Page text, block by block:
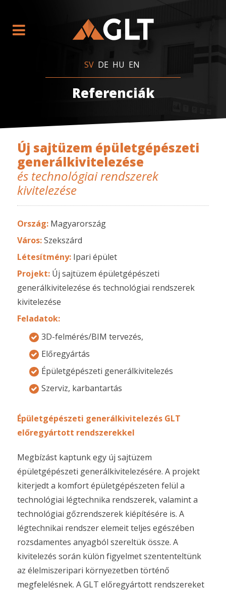
SV DE HU EN
Referenciák
Új sajtüzem épületgépészeti
generálkivitelezése
és technológiai rendszerek
kivitelezése
Ország: Magyarország
Város:Szekszárd
Létesítmény: Ipari épület
Projekt: Új sajtüzem épületgépészeti
generálkivitelezése és technológiai rendszerek
kivitelezése
Feladatok:
3D-felmérés/BIM tervezés,
Előregyártás
Épületgépészeti generálkivitelezés
Szerviz, karbantartás
Épületgépészeti generálkivitelezés GLT
előregyártott rendszerekkel
Megbízást kaptunk egy új sajtüzem
épületgépészeti generálkivitelezésére. A projekt
kiterjedt a komfort épületgépészeten felül a
technológiai légtechnika rendszerek, valamint a
technológiai gőzrendszerek kiépítésére is. A
légtechnikai rendszer elemeit teljes egészében
rozsdamentes anyagból szereltük össze. A
kivitelezés során külön figyelmet szententeltünk
az élelmiszeripari környezetben történő
megfelelésnek. A GLT előregyártott rendszereket